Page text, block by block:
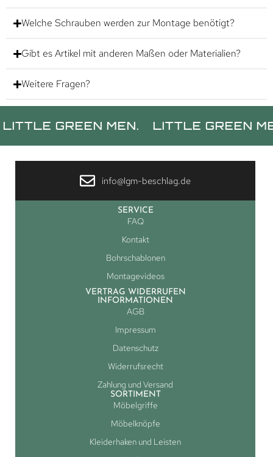
Welche Schrauben werden zur Montage benötigt?
Gibt es Artikel mit anderen Maßen oder Materialien?
Weitere Fragen?
GREEN MEN. LITTLE GREEN MEN.
info@lgm-beschlag.de
SERVICE
FAQ
Kontakt
Bohrschablonen
Montagevideos
VERTRAG WIDERRUFEN
INFORMATIONEN
AGB
Impressum
Datenschutz
Widerrufsrecht
Zahlung und Versand
SORTIMENT
Möbelgriffe
Möbelknöpfe
Kleiderhaken und Leisten